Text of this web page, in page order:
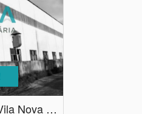
Instalaçoes Industrias | Grijo Vila Nova de Gaia